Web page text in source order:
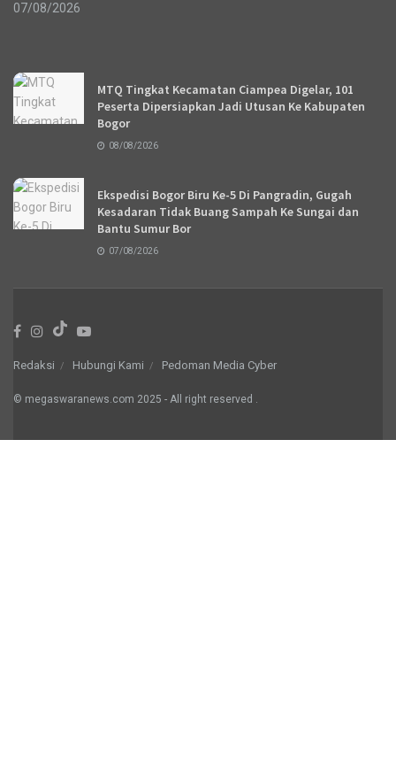
07/08/2026
MTQ Tingkat Kecamatan Ciampea Digelar, 101
Peserta Dipersiapkan Jadi Utusan Ke Kabupaten
Bogor
08/08/2026
Ekspedisi Bogor Biru Ke-5 Di Pangradin, Gugah
Kesadaran Tidak Buang Sampah Ke Sungai dan
Bantu Sumur Bor
07/08/2026
Redaksi Hubungi Kami Pedoman Media Cyber
© megaswaranews.com 2025 - All right reserved .